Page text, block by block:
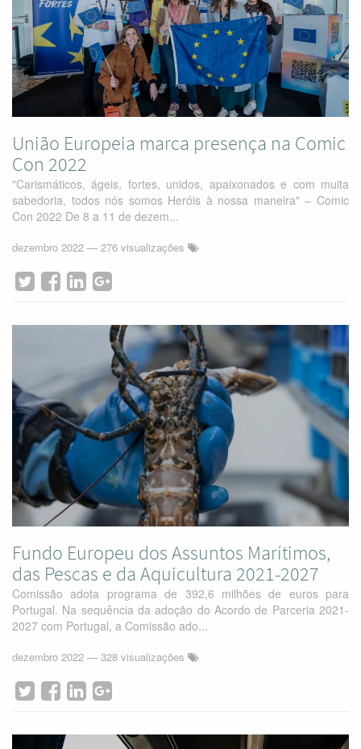
União Europeia marca presença na Comic
Con 2022
"Carismáticos, ágeis, fortes, unidos, apaixonados e com muita
sabedoria, todos nós somos Heróis à nossa maneira" – Comic
Con 2022 De 8 a 11 de dezem...
dezembro 2022 — 276 visualizações
Fundo Europeu dos Assuntos Marítimos,
das Pescas e da Aquicultura 2021-2027
Comissão adota programa de 392,6 milhões de euros para
Portugal. Na sequência da adoção do Acordo de Parceria 2021-
2027 com Portugal, a Comissão ado...
dezembro 2022 — 328 visualizações